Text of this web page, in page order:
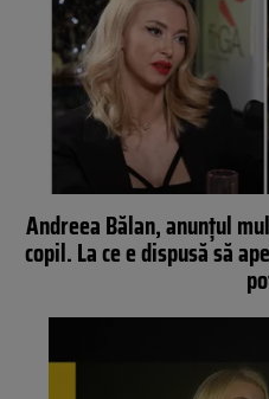
Andreea Bălan, anunțul
copil. La ce e dispusă să